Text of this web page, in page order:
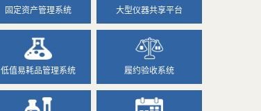
固定资产管理系统 大型仪器共享平台
低值易耗品管理系统 履约验收系统